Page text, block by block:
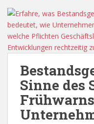
Sinne des